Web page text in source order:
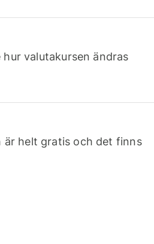
valutakursen ändras
är helt gratis och det finns